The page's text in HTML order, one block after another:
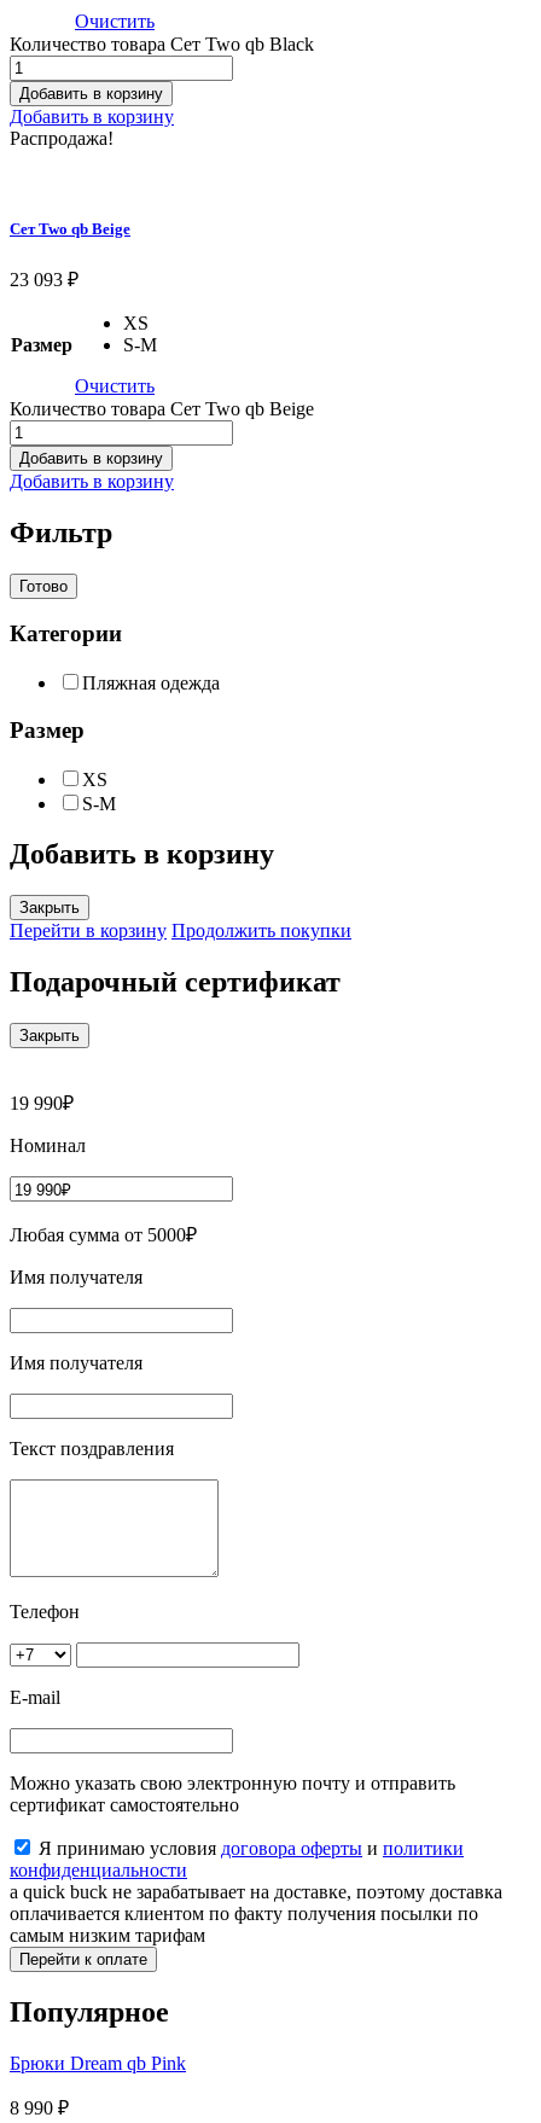
Очистить
Количество товара Сет Two qb Black
Добавить в корзину
Добавить в корзину
Распродажа!
Сет Two qb Beige
23 093 ₽
Размер
XS
S-M
Очистить
Количество товара Сет Two qb Beige
Добавить в корзину
Добавить в корзину
Фильтр
Готово
Категории
Пляжная одежда
Размер
XS
S-M
Добавить в корзину
Закрыть
Перейти в корзину Продолжить покупки
Подарочный сертификат
Закрыть
19 990₽
Номинал
Любая сумма от 5000₽
Имя получателя
Имя получателя
Текст поздравления
Телефон
E-mail
Можно указать свою электронную почту и отправить
сертификат самостоятельно
Я принимаю условия договора оферты и политики
конфиденциальности
a quick buck не зарабатывает на доставке, поэтому доставка
оплачивается клиентом по факту получения посылки по
самым низким тарифам
Перейти к оплате
Популярное
Брюки Dream qb Pink
8 990 ₽